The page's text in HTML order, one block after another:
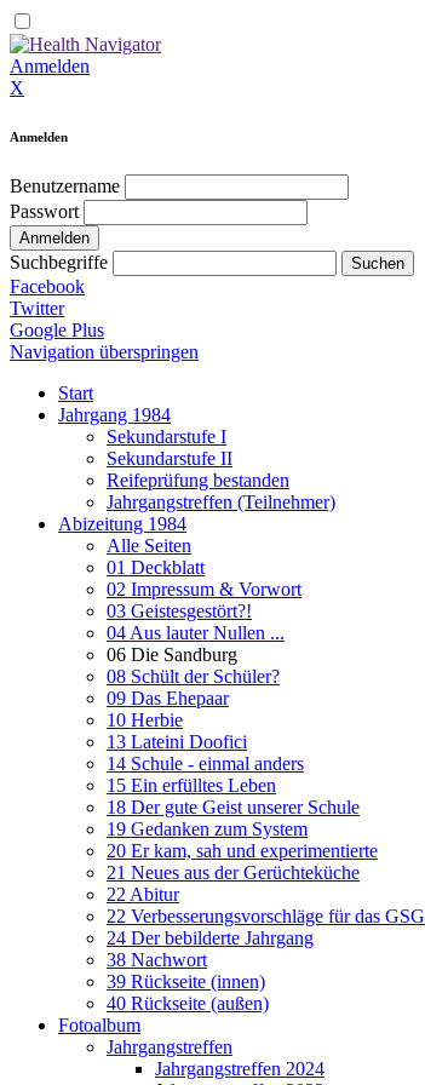
Anmelden
X
Anmelden
Benutzername
Passwort
Suchbegriffe
Facebook
Twitter
Google Plus
Navigation überspringen
Start
Jahrgang 1984
Sekundarstufe I
Sekundarstufe II
Reifeprüfung bestanden
Jahrgangstreffen (Teilnehmer)
Abizeitung 1984
Alle Seiten
01 Deckblatt
02 Impressum & Vorwort
03 Geistesgestört?!
04 Aus lauter Nullen ...
06 Die Sandburg
08 Schült der Schüler?
09 Das Ehepaar
10 Herbie
13 Lateini Doofici
14 Schule - einmal anders
15 Ein erfülltes Leben
18 Der gute Geist unserer Schule
19 Gedanken zum System
20 Er kam, sah und experimentierte
21 Neues aus der Gerüchteküche
22 Abitur
22 Verbesserungsvorschläge für das GSG
24 Der bebilderte Jahrgang
38 Nachwort
39 Rückseite (innen)
40 Rückseite (außen)
Fotoalbum
Jahrgangstreffen
Jahrgangstreffen 2024